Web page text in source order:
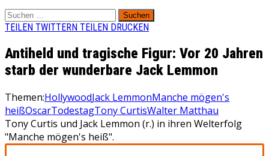
Suchen
nach:
TEILEN TWITTERN TEILEN DRUCKEN
Antiheld und tragische Figur: Vor 20 Jahren
starb der wunderbare Jack Lemmon
Themen:HollywoodJack LemmonManche mögen's
heißOscarTodestagTony CurtisWalter Matthau
Tony Curtis und Jack Lemmon (r.) in ihren Welterfolg
"Manche mögen's heiß".